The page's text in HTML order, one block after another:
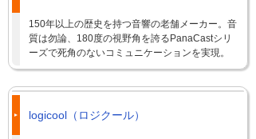
150年以上の歴史を持つ音響の老舗メーカー。音
質は勿論、180度の視野角を誇るPanaCastシリ
ーズで死角のないコミュニケーションを実現。
logicool（ロジクール）